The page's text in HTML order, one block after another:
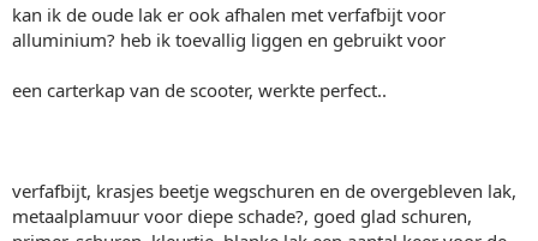
kan ik de oude lak er ook afhalen met verfafbijt voor
alluminium? heb ik toevallig liggen en gebruikt voor
een carterkap van de scooter, werkte perfect..
verfafbijt, krasjes beetje wegschuren en de overgebleven lak,
metaalplamuur voor diepe schade?, goed glad schuren,